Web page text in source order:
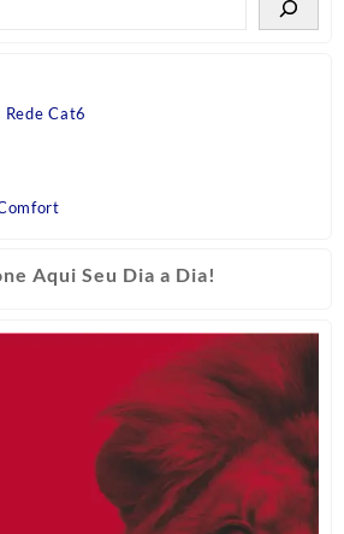
Rede Cat6
Aqui Seu Dia a Dia!